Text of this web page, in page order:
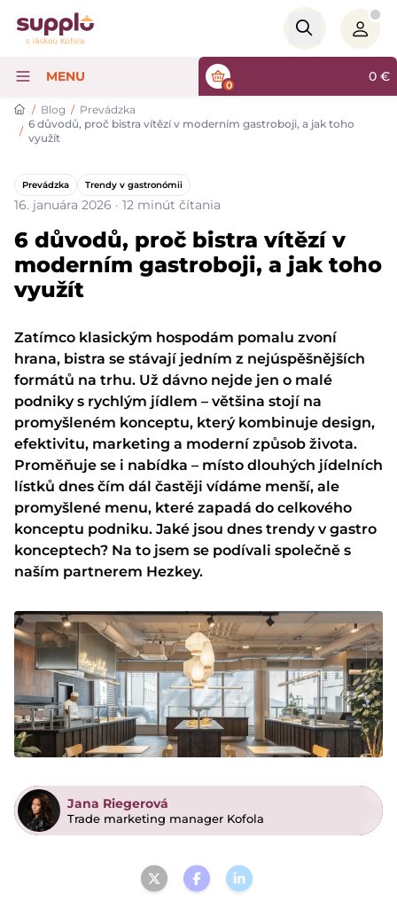
Logo
MENU
0
0 €
/ Blog / Prevádzka
/
6 důvodů, proč bistra vítězí v moderním gastroboji, a jak toho
využít
Prevádzka Trendy v gastronómii
16. januára 2026 · 12 minút čítania
6 důvodů, proč bistra vítězí v
moderním gastroboji, a jak toho
využít
Zatímco klasickým hospodám pomalu zvoní
hrana, bistra se stávají jedním z nejúspěšnějších
formátů na trhu. Už dávno nejde jen o malé
podniky s rychlým jídlem – většina stojí na
promyšleném konceptu, který kombinuje design,
efektivitu, marketing a moderní způsob života.
Proměňuje se i nabídka – místo dlouhých jídelních
lístků dnes čím dál častěji vídáme menší, ale
promyšlené menu, které zapadá do celkového
konceptu podniku. Jaké jsou dnes trendy v gastro
konceptech? Na to jsem se podívali společně s
naším partnerem Hezkey.
Jana Riegerová
Trade marketing manager Kofola